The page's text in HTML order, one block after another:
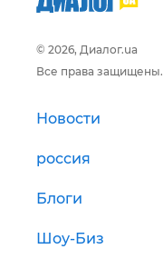
© 2026, Диалог.ua
Все права защищены.
Новости
россия
Блоги
Шоу-Биз